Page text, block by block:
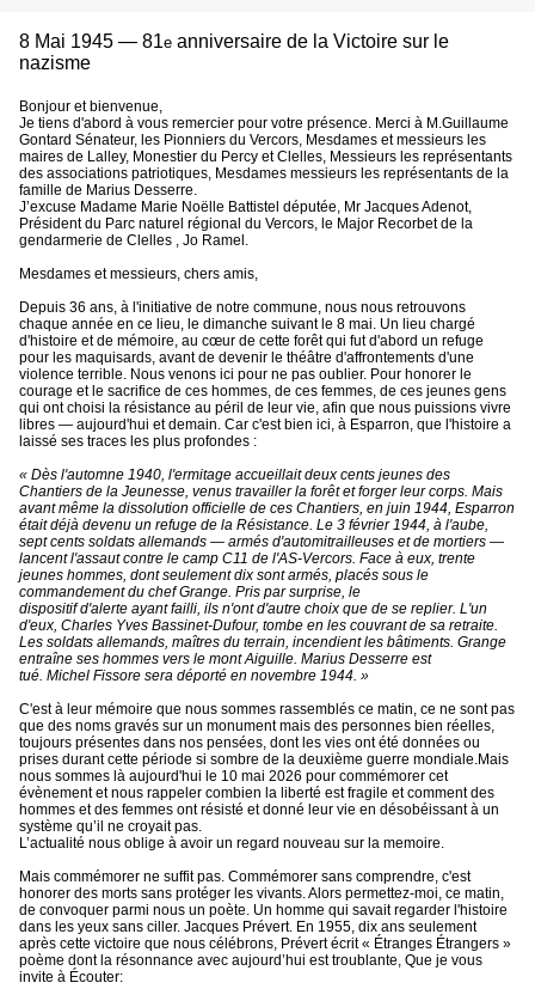
8 Mai 1945 — 81e anniversaire de la Victoire sur le
nazisme
Bonjour et bienvenue,
Je tiens d'abord à vous remercier pour votre présence. Merci à M.Guillaume
Gontard Sénateur, les Pionniers du Vercors, Mesdames et messieurs les
maires de Lalley, Monestier du Percy et Clelles, Messieurs les représentants
des associations patriotiques, Mesdames messieurs les représentants de la
famille de Marius Desserre.
J’excuse Madame Marie Noëlle Battistel députée, Mr Jacques Adenot,
Président du Parc naturel régional du Vercors, le Major Recorbet de la
gendarmerie de Clelles , Jo Ramel.
Mesdames et messieurs, chers amis,
Depuis 36 ans, à l'initiative de notre commune, nous nous retrouvons
chaque année en ce lieu, le dimanche suivant le 8 mai. Un lieu chargé
d'histoire et de mémoire, au cœur de cette forêt qui fut d'abord un refuge
pour les maquisards, avant de devenir le théâtre d'affrontements d'une
violence terrible. Nous venons ici pour ne pas oublier. Pour honorer le
courage et le sacrifice de ces hommes, de ces femmes, de ces jeunes gens
qui ont choisi la résistance au péril de leur vie, afin que nous puissions vivre
libres — aujourd'hui et demain. Car c'est bien ici, à Esparron, que l'histoire a
laissé ses traces les plus profondes :
« Dès l'automne 1940, l'ermitage accueillait deux cents jeunes des
Chantiers de la Jeunesse, venus travailler la forêt et forger leur corps. Mais
avant même la dissolution officielle de ces Chantiers, en juin 1944, Esparron
était déjà devenu un refuge de la Résistance. Le 3 février 1944, à l'aube,
sept cents soldats allemands — armés d'automitrailleuses et de mortiers —
lancent l'assaut contre le camp C11 de l'AS-Vercors. Face à eux, trente
jeunes hommes, dont seulement dix sont armés, placés sous le
commandement du chef Grange. Pris par surprise, le
dispositif d'alerte ayant failli, ils n'ont d'autre choix que de se replier. L'un
d'eux, Charles Yves Bassinet-Dufour, tombe en les couvrant de sa retraite.
Les soldats allemands, maîtres du terrain, incendient les bâtiments. Grange
entraîne ses hommes vers le mont Aiguille. Marius Desserre est
tué. Michel Fissore sera déporté en novembre 1944. »
C'est à leur mémoire que nous sommes rassemblés ce matin, ce ne sont pas
que des noms gravés sur un monument mais des personnes bien réelles,
toujours présentes dans nos pensées, dont les vies ont été données ou
prises durant cette période si sombre de la deuxième guerre mondiale.Mais
nous sommes là aujourd'hui le 10 mai 2026 pour commémorer cet
évènement et nous rappeler combien la liberté est fragile et comment des
hommes et des femmes ont résisté et donné leur vie en désobéissant à un
système qu’il ne croyait pas.
L’actualité nous oblige à avoir un regard nouveau sur la memoire.
Mais commémorer ne suffit pas. Commémorer sans comprendre, c'est
honorer des morts sans protéger les vivants. Alors permettez-moi, ce matin,
de convoquer parmi nous un poète. Un homme qui savait regarder l'histoire
dans les yeux sans ciller. Jacques Prévert. En 1955, dix ans seulement
après cette victoire que nous célébrons, Prévert écrit « Étranges Étrangers »
poème dont la résonnance avec aujourd’hui est troublante, Que je vous
invite à Écouter: